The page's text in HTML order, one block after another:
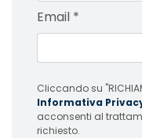
Email *
Cliccando su
Informativa Privacy
acconsenti al
richiesto.